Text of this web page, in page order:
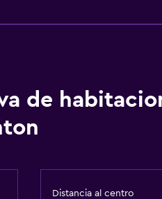
de
Distancia al centro